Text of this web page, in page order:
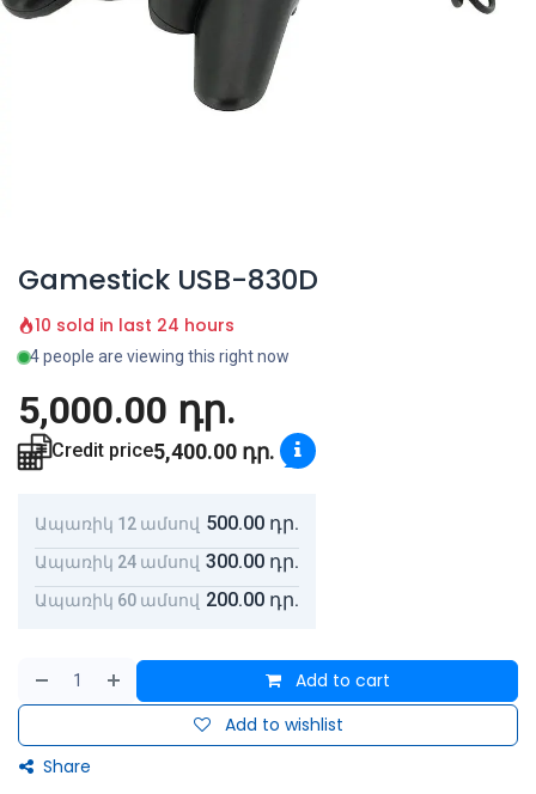
Gamestick USB-830D
10 sold in last 24 hours
4 people are viewing this right now
5,000.00 դր.
Credit price5,400.00 դր.
Ապառիկ 12 ամսով 500.00 դր.
Ապառիկ 24 ամսով 300.00 դր.
Ապառիկ 60 ամսով 200.00 դր.
Add to cart
Add to wishlist
Share